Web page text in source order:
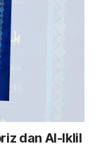
dan Al-Iklil